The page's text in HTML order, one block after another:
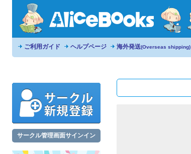
ご利用ガイド ヘルプページ 海外発送(Overseas shipping)
サークル管理画面サインイン